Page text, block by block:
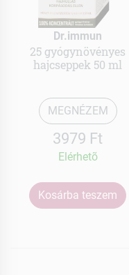
Dr.immun
25 gyógynövényes
hajcseppek 50 ml
MEGNÉZEM
3979 Ft
Elérhetõ
Kosárba teszem